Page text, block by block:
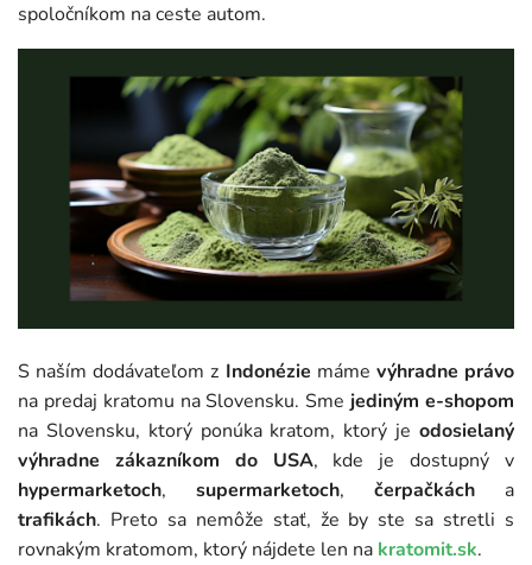
spoločníkom na ceste autom.
S naším dodávateľom z Indonézie máme výhradne právo
na predaj kratomu na Slovensku. Sme jediným e-shopom
na Slovensku, ktorý ponúka kratom, ktorý je odosielaný
výhradne zákazníkom do USA, kde je dostupný v
hypermarketoch, supermarketoch, čerpačkách a
trafikách. Preto sa nemôže stať, že by ste sa stretli s
rovnakým kratomom, ktorý nájdete len na kratomit.sk.